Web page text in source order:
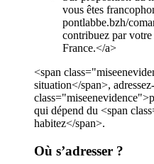
vous êtes
pontlabbe.bzh/
contribuez par
France.</a>
<span
situation</span>,
qui dépend du <span
habitez</span>.
Où s’adresser ?